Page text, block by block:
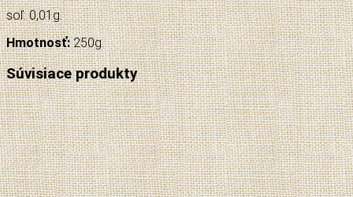
soľ: 0,01g.
Hmotnosť:250g.
Súvisiace produkty